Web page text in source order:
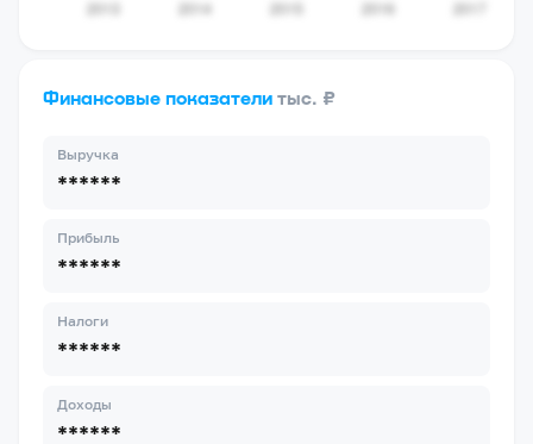
Финансовые показатели тыс. ₽
Выручка
******
Прибыль
******
Налоги
******
Доходы
******